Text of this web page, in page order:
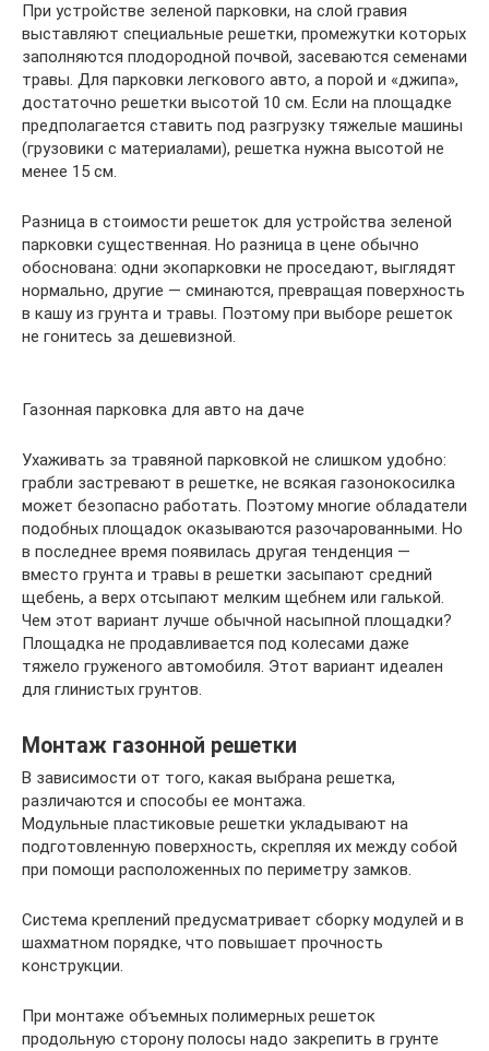
При устройстве зеленой парковки, на слой гравия
выставляют специальные решетки, промежутки которых
заполняются плодородной почвой, засеваются семенами
травы. Для парковки легкового авто, а порой и «джипа»,
достаточно решетки высотой 10 см. Если на площадке
предполагается ставить под разгрузку тяжелые машины
(грузовики с материалами), решетка нужна высотой не
менее 15 см.
Разница в стоимости решеток для устройства зеленой
парковки существенная. Но разница в цене обычно
обоснована: одни экопарковки не проседают, выглядят
нормально, другие — сминаются, превращая поверхность
в кашу из грунта и травы. Поэтому при выборе решеток
не гонитесь за дешевизной.
Газонная парковка для авто на даче
Ухаживать за травяной парковкой не слишком удобно:
грабли застревают в решетке, не всякая газонокосилка
может безопасно работать. Поэтому многие обладатели
подобных площадок оказываются разочарованными. Но
в последнее время появилась другая тенденция —
вместо грунта и травы в решетки засыпают средний
щебень, а верх отсыпают мелким щебнем или галькой.
Чем этот вариант лучше обычной насыпной площадки?
Площадка не продавливается под колесами даже
тяжело груженого автомобиля. Этот вариант идеален
для глинистых грунтов.
Монтаж газонной решетки
В зависимости от того, какая выбрана решетка,
различаются и способы ее монтажа.
Модульные пластиковые решетки укладывают на
подготовленную поверхность, скрепляя их между собой
при помощи расположенных по периметру замков.
Система креплений предусматривает сборку модулей и в
шахматном порядке, что повышает прочность
конструкции.
При монтаже объемных полимерных решеток
продольную сторону полосы надо закрепить в грунте